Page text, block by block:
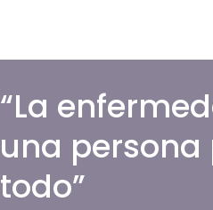
“La
una
todo”